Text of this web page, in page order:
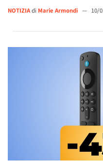
NOTIZIAdi Marie Armondi — 10/